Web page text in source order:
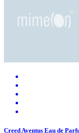
Creed Aventus Eau de